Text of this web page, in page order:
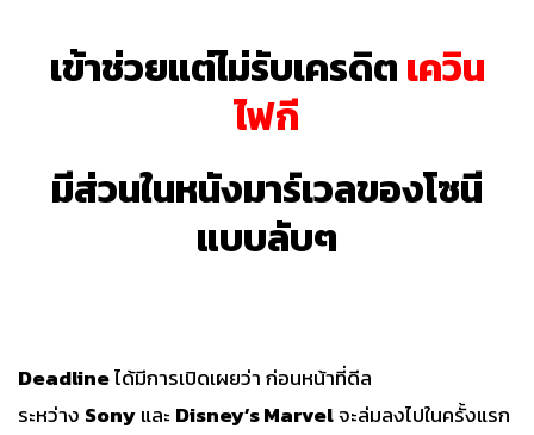
เข้าช่วยแต่ไม่รับเครดิตเควิน
ไฟกี
มีส่วนในหนังมาร์เวลของโซนี
แบบลับๆ
Deadlineได้มีการเปิดเผยว่า ก่อนหน้าที่ดีล
ระหว่าง Sonyและ Disney’s Marvelจะล่มลงไปในครั้งแรก